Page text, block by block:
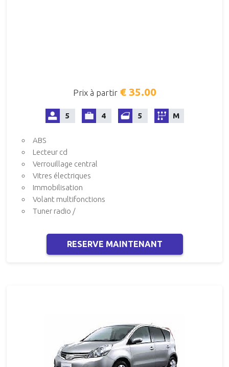
Prix à partir€ 35.00
5 4 5 M
ABS
Lecteur cd
Verrouillage central
Vitres électriques
Immobilisation
Volant multifonctions
Tuner radio /
RESERVE MAINTENANT